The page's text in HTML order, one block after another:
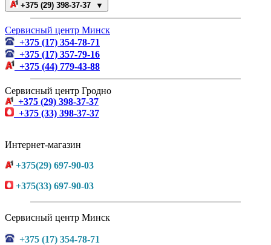
+375 (29) 398-37-37 ▼
Сервисный центр Минск
+375 (17) 354-78-71
+375 (17) 357-79-16
+375 (44) 779-43-88
Сервисный центр Гродно
+375 (29) 398-37-37
+375 (33) 398-37-37
Интернет-магазин
+375(29) 697-90-03
+375(33) 697-90-03
Сервисный центр Минск
+375 (17) 354-78-71